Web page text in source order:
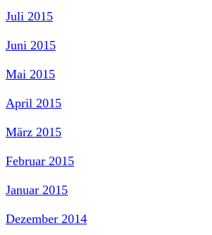
Juli 2015
Juni 2015
Mai 2015
April 2015
März 2015
Februar 2015
Januar 2015
Dezember 2014